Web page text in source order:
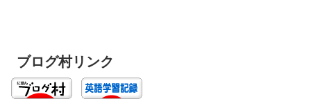
ブログ村リンク